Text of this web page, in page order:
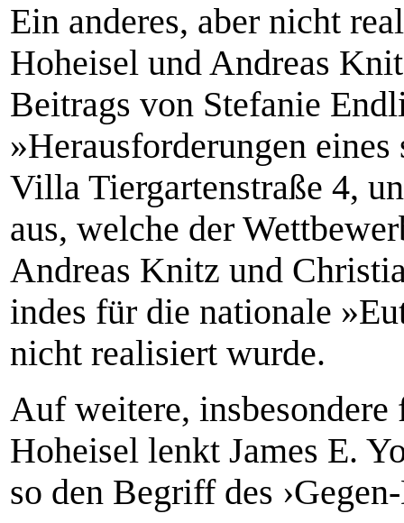
Ein anderes, aber nicht
Hoheisel und Andreas
Beitrags von Stefanie
»Herausforderungen
Villa Tiergartenstraße 4,
aus, welche der
Andreas Knitz und
indes für die nationale
nicht realisiert wurde.
Auf weitere,
Hoheisel lenkt James E.
so den Begriff des